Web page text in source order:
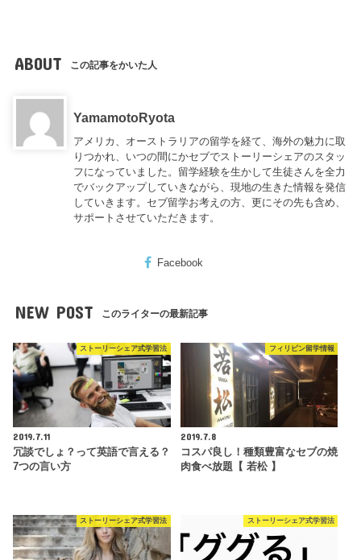
ABOUT この記事をかいた人
YamamotoRyota
アメリカ、オーストラリアの留学を経て、海外の魅力に取
りつかれ、いつの間にかセブでストーリーシェアのスタッ
フになっていました。留学経験を生かして生徒さんを全力
でバックアップしていきながら、現地の生きた情報を発信
していきます。セブ留学お考えの方、更にその先も含め、
サポートさせていただきます。
Facebook
NEW POST このライターの最新記事
ストーリーシェア式学習法
2019.7.11
冗談でしょ？って英語で言える？
7つの言い方
フィリピン留学情報
2019.7.8
コスパ良し！種類豊富なセブの焼
肉食べ放題【 若松 】
ストーリーシェア式学習法 ストーリーシェア式学習法